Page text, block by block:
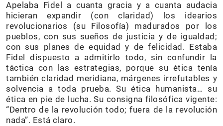
Apelaba Fidel a cuanta gracia y a cuanta audacia
hicieran expandir (con claridad) los idearios
revolucionarios (su Filosofía) madurados por los
pueblos, con sus sueños de justicia y de igualdad;
con sus planes de equidad y de felicidad. Estaba
Fidel dispuesto a admitirlo todo, sin confundir la
táctica con las estrategias, porque su ética tenía
también claridad meridiana, márgenes irrefutables y
solvencia a toda prueba. Su ética humanista… su
ética en pie de lucha. Su consigna filosófica vigente:
“Dentro de la revolución todo; fuera de la revolución
nada”. Está claro.